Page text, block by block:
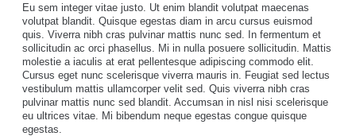
Eu sem integer vitae justo. Ut enim blandit volutpat maecenas
volutpat blandit. Quisque egestas diam in arcu cursus euismod
quis. Viverra nibh cras pulvinar mattis nunc sed. In fermentum et
sollicitudin ac orci phasellus. Mi in nulla posuere sollicitudin. Mattis
molestie a iaculis at erat pellentesque adipiscing commodo elit.
Cursus eget nunc scelerisque viverra mauris in. Feugiat sed lectus
vestibulum mattis ullamcorper velit sed. Quis viverra nibh cras
pulvinar mattis nunc sed blandit. Accumsan in nisl nisi scelerisque
eu ultrices vitae. Mi bibendum neque egestas congue quisque
egestas.